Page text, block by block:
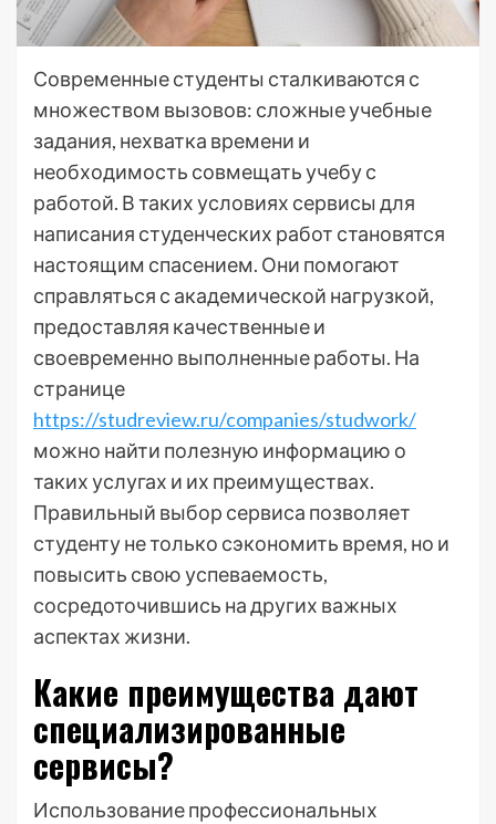
Современные студенты сталкиваются с
множеством вызовов: сложные учебные
задания, нехватка времени и
необходимость совмещать учебу с
работой. В таких условиях сервисы для
написания студенческих работ становятся
настоящим спасением. Они помогают
справляться с академической нагрузкой,
предоставляя качественные и
своевременно выполненные работы. На
странице
https://studreview.ru/companies/studwork/
можно найти полезную информацию о
таких услугах и их преимуществах.
Правильный выбор сервиса позволяет
студенту не только сэкономить время, но и
повысить свою успеваемость,
сосредоточившись на других важных
аспектах жизни.
Какие преимущества дают
специализированные
сервисы?
Использование профессиональных